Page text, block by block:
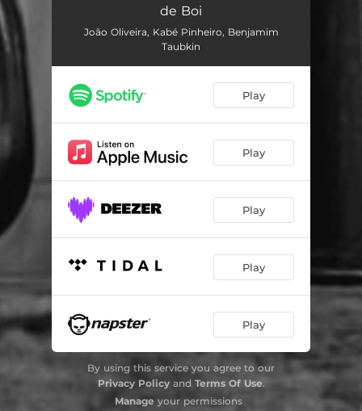
de Boi
João Oliveira, Kabé Pinheiro, Benjamim
Taubkin
Play
Play
Play
Play
Play
By using this service you agree to our
Privacy Policyand Terms Of Use.
Manage your permissions